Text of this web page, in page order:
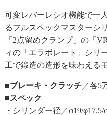
可変レバーレシオ機能で一
るフルスペックマスターシ
「2点留めクランプ」の「
ィの「エラボレート」シリ
工で鍛造の造形を味わえる
■ブレーキ・クラッチ ／各5
■スペック
・シリンダー径／φ19/φ17.5/